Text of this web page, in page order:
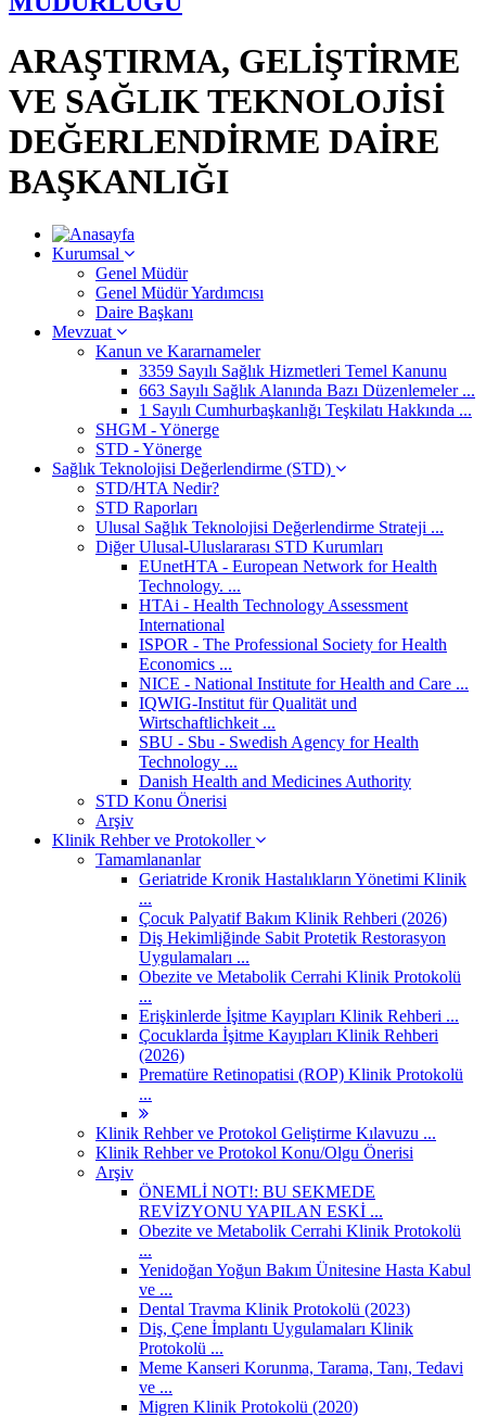
ARAŞTIRMA, GELİŞTİRME
VE SAĞLIK TEKNOLOJİSİ
DEĞERLENDİRME DAİRE
BAŞKANLIĞI
Kurumsal
Genel Müdür
Genel Müdür Yardımcısı
Daire Başkanı
Mevzuat
Kanun ve Kararnameler
3359 Sayılı Sağlık Hizmetleri Temel Kanunu
663 Sayılı Sağlık Alanında Bazı Düzenlemeler ...
1 Sayılı Cumhurbaşkanlığı Teşkilatı Hakkında ...
SHGM - Yönerge
STD - Yönerge
Sağlık Teknolojisi Değerlendirme (STD)
STD/HTA Nedir?
STD Raporları
Ulusal Sağlık Teknolojisi Değerlendirme Strateji ...
Diğer Ulusal-Uluslararası STD Kurumları
EUnetHTA - European Network for Health
Technology. ...
HTAi - Health Technology Assessment
International
ISPOR - The Professional Society for Health
Economics ...
NICE - National Institute for Health and Care ...
IQWIG-Institut für Qualität und
Wirtschaftlichkeit ...
SBU - Sbu - Swedish Agency for Health
Technology ...
Danish Health and Medicines Authority
STD Konu Önerisi
Arşiv
Klinik Rehber ve Protokoller
Tamamlananlar
Geriatride Kronik Hastalıkların Yönetimi Klinik
...
Çocuk Palyatif Bakım Klinik Rehberi (2026)
Diş Hekimliğinde Sabit Protetik Restorasyon
Uygulamaları ...
Obezite ve Metabolik Cerrahi Klinik Protokolü
...
Erişkinlerde İşitme Kayıpları Klinik Rehberi ...
Çocuklarda İşitme Kayıpları Klinik Rehberi
(2026)
Prematüre Retinopatisi (ROP) Klinik Protokolü
...
Klinik Rehber ve Protokol Geliştirme Kılavuzu ...
Klinik Rehber ve Protokol Konu/Olgu Önerisi
Arşiv
ÖNEMLİ NOT!: BU SEKMEDE
REVİZYONU YAPILAN ESKİ ...
Obezite ve Metabolik Cerrahi Klinik Protokolü
...
Yenidoğan Yoğun Bakım Ünitesine Hasta Kabul
ve ...
Dental Travma Klinik Protokolü (2023)
Diş, Çene İmplantı Uygulamaları Klinik
Protokolü ...
Meme Kanseri Korunma, Tarama, Tanı, Tedavi
ve ...
Migren Klinik Protokolü (2020)